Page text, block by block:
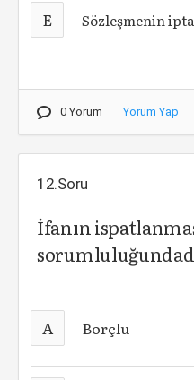
E Sözleşmenin
0 Yorum Yorum Yap
12.Soru
İfanın
A Borçlu